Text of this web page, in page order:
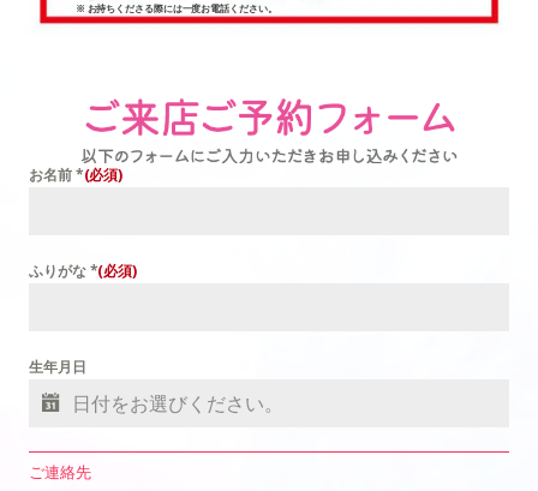
※ お持ちくださる際には一度お電話ください。
お名前*
ふりがな*
生年月日
ご連絡先